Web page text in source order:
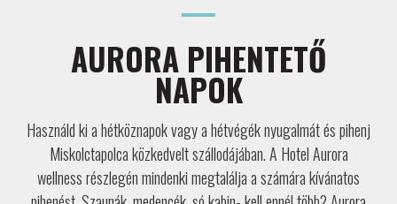
AURORA PIHENTETŐ
NAPOK
Használd ki a hétköznapok vagy a hétvégék nyugalmát és pihenj
Miskolctapolca közkedvelt szállodájában. A Hotel Aurora
wellness részlegén mindenki megtalálja a számára kívánatos